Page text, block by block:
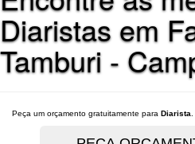
Diaristas em
Tamburi -
Peça um orçamento gratuitamente para Diarista